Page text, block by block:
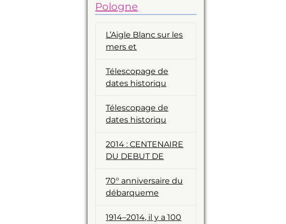
Pologne
L’Aigle Blanc sur les
mers et
Télescopage de
dates historiqu
Télescopage de
dates historiqu
2014 : CENTENAIRE
DU DEBUT DE
70° anniversaire du
débarqueme
1914–2014, il y a 100